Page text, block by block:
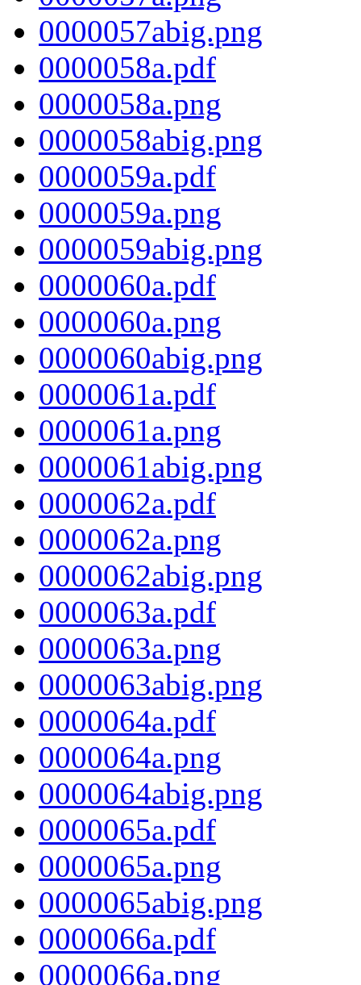
0000057abig.png
0000058a.pdf
0000058a.png
0000058abig.png
0000059a.pdf
0000059a.png
0000059abig.png
0000060a.pdf
0000060a.png
0000060abig.png
0000061a.pdf
0000061a.png
0000061abig.png
0000062a.pdf
0000062a.png
0000062abig.png
0000063a.pdf
0000063a.png
0000063abig.png
0000064a.pdf
0000064a.png
0000064abig.png
0000065a.pdf
0000065a.png
0000065abig.png
0000066a.pdf
0000066a.png